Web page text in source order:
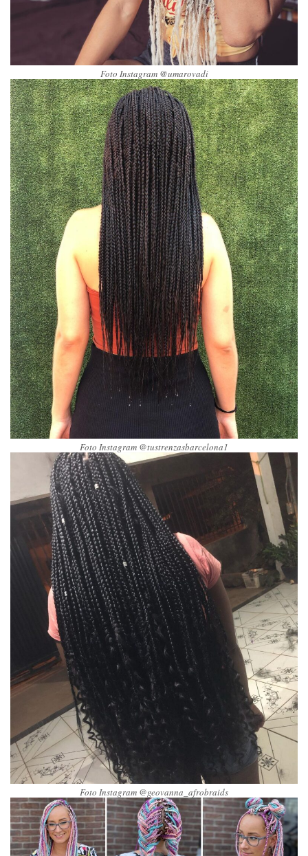
Foto Instagram @umarovadi
Foto Instagram @tustrenzasbarcelona1
Foto Instagram @geovanna_afrobraids